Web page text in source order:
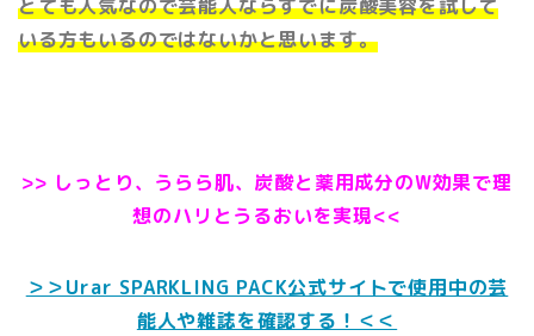
とても人気なので芸能人ならすでに炭酸美容を試して
いる方もいるのではないかと思います。
>> しっとり、うらら肌、炭酸と薬用成分のW効果で理
想のハリとうるおいを実現<<
＞＞Urar SPARKLING PACK公式サイトで使用中の芸
能人や雑誌を確認する！＜＜